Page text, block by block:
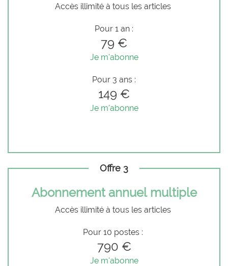
Accès illimité à tous les articles
Pour 1 an :
79 €
Je m'abonne
Pour 3 ans :
149 €
Je m'abonne
Offre 3
Abonnement annuel multiple
Accès illimité à tous les articles
Pour 10 postes :
790 €
Je m'abonne